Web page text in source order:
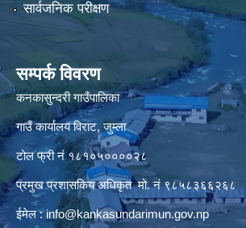
सार्वजनिक परीक्षण
सम्पर्क विवरण
कनकासुन्दरी गाउँपालिका
गाउँ कार्यालय विराट, जुम्ला
टोल फ्री नं १८१०५००००२८
प्रमुख प्रशासकिय अधिकृत मो. नं ९८५८३६६२६८
ईमेल :info@kankasundarimun.gov.np